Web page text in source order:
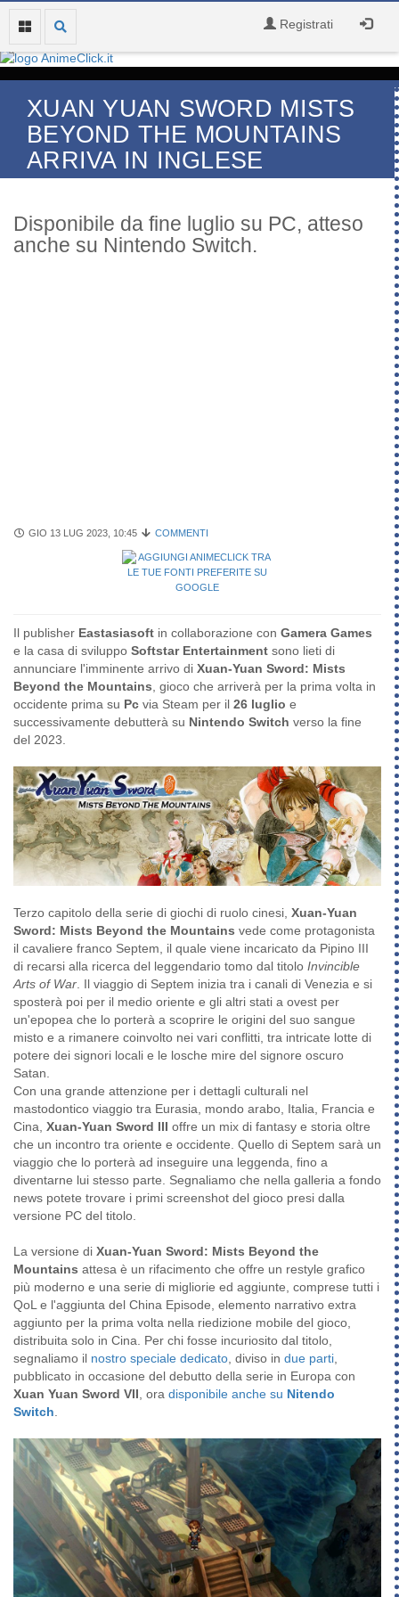
Registrati
XUAN YUAN SWORD MISTS
BEYOND THE MOUNTAINS
ARRIVA IN INGLESE
Disponibile da fine luglio su PC, atteso
anche su Nintendo Switch.
GIO 13 LUG 2023, 10:45 COMMENTI
Il publisher Eastasiasoft in collaborazione con Gamera Games
e la casa di sviluppo Softstar Entertainment sono lieti di
annunciare l'imminente arrivo di Xuan-Yuan Sword: Mists
Beyond the Mountains , gioco che arriverà per la prima volta in
occidente prima su Pc via Steam per il 26 luglio e
successivamente debutterà su Nintendo Switch verso la fine
del 2023.
Terzo capitolo della serie di giochi di ruolo cinesi, Xuan-Yuan
Sword: Mists Beyond the Mountains vede come protagonista
il cavaliere franco Septem, il quale viene incaricato da Pipino III
di recarsi alla ricerca del leggendario tomo dal titolo Invincible
Arts of War . Il viaggio di Septem inizia tra i canali di Venezia e si
sposterà poi per il medio oriente e gli altri stati a ovest per
un'epopea che lo porterà a scoprire le origini del suo sangue
misto e a rimanere coinvolto nei vari conflitti, tra intricate lotte di
potere dei signori locali e le losche mire del signore oscuro
Satan.
Con una grande attenzione per i dettagli culturali nel
mastodontico viaggio tra Eurasia, mondo arabo, Italia, Francia e
Cina, Xuan-Yuan Sword III offre un mix di fantasy e storia oltre
che un incontro tra oriente e occidente. Quello di Septem sarà un
viaggio che lo porterà ad inseguire una leggenda, fino a
diventarne lui stesso parte. Segnaliamo che nella galleria a fondo
news potete trovare i primi screenshot del gioco presi dalla
versione PC del titolo.
La versione di Xuan-Yuan Sword: Mists Beyond the
Mountains attesa è un rifacimento che offre un restyle grafico
più moderno e una serie di migliorie ed aggiunte, comprese tutti i
QoL e l'aggiunta del China Episode, elemento narrativo extra
aggiunto per la prima volta nella riedizione mobile del gioco,
distribuita solo in Cina. Per chi fosse incuriosito dal titolo,
segnaliamo il nostro speciale dedicato , diviso in due parti
pubblicato in occasione del debutto della serie in Europa con
Xuan Yuan Sword VII , ora disponibile anche su Nitendo
Switch